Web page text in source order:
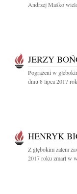
Andrzej Maśko
JERZY
Pogrążeni w
dniu 8 lipca 2017
HENRYK
Z głębokim żalem
2017 roku zmarł w